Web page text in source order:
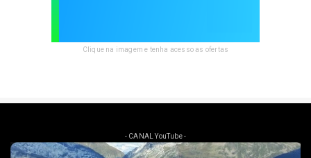
Clique na imagem e tenha acesso as ofertas
- CANAL YouTube -